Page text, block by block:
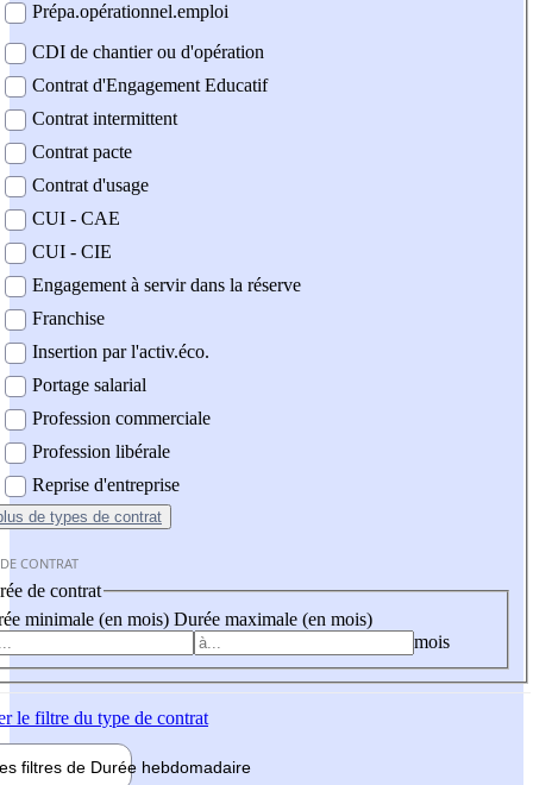
Prépa.opérationnel.emploi
CDI de chantier ou d'opération
Contrat d'Engagement Educatif
Contrat intermittent
Contrat pacte
Contrat d'usage
CUI - CAE
CUI - CIE
Engagement à servir dans la réserve
Franchise
Insertion par l'activ.éco.
Portage salarial
Profession commerciale
Profession libérale
Reprise d'entreprise
de types de contrat
CONTRAT
de contrat
minimale (en mois) Durée maximale (en mois)
mois
le filtre du type de contrat
filtres de Durée hebdomadaire